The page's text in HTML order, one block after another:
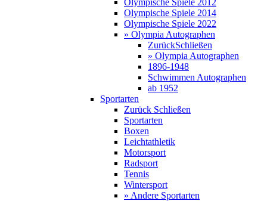
Olympische Spiele 2012
Olympische Spiele 2014
Olympische Spiele 2022
» Olympia Autographen
ZurückSchließen
» Olympia Autographen
1896-1948
Schwimmen Autographen
ab 1952
Sportarten
Zurück Schließen
Sportarten
Boxen
Leichtathletik
Motorsport
Radsport
Tennis
Wintersport
» Andere Sportarten